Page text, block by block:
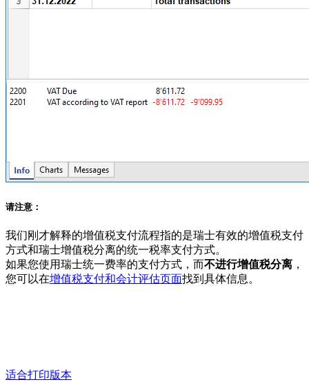
请注意：
我们刚才解释的增值税支付流程指的是瑞士有效的增值税支付
方式和瑞士增值税分离的统一税率支付方式。
如果您使用瑞士统一费率的支付方式，而不进行增值税分离 ，
您可以在增值税支付和会计评估页面找到具体信息。
适合打印版本